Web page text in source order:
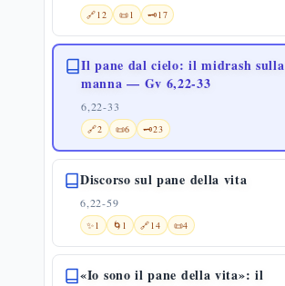
🔗12 📜1 🗝️17
Il pane dal cielo: il midrash sulla
manna — Gv 6,22-33
6,22-33
🔗2 📜6 🗝️23
Discorso sul pane della vita
6,22-59
✨1 🌀 1 🔗14 📜4
«Io sono il pane della vita»: il